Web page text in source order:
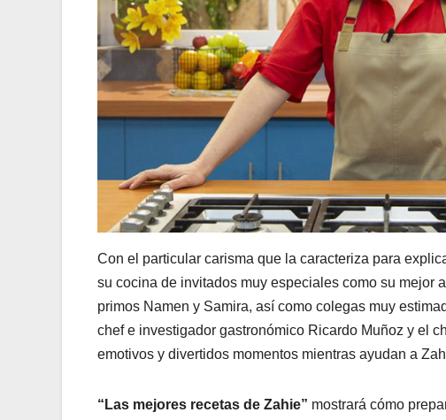
Con el particular carisma que la caracteriza para
su cocina de invitados muy especiales como su mejor
primos Namen y Samira, así como colegas muy
chef e investigador gastronómico Ricardo Muñoz y el
emotivos y divertidos momentos mientras ayudan a
“Las mejores recetas de Zahie” mostrará cómo